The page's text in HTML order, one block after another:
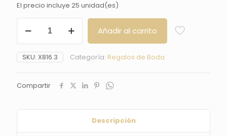
El precio incluye 25 unidad(es)
mensajes
sin
personal.
cantidad
Añadir al carrito
SKU: X816.3 Categoría: Regalos de Boda
Compartir
Descripción